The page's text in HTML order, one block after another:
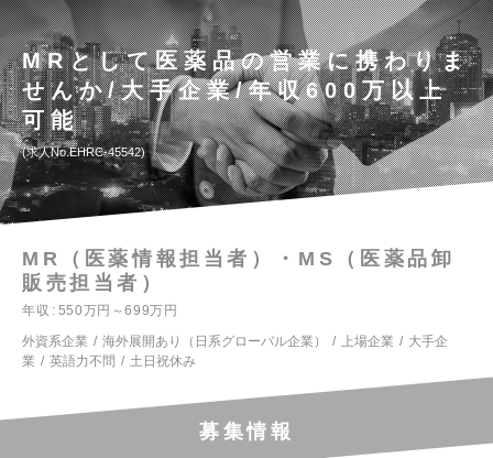
MRとして医薬品の営業に携わりま
せんか/大手企業/年収600万以上
可能
求人No.EHRC-45542
MR（医薬情報担当者）・MS（医薬品卸
販売担当者）
年収
550万円～699万円
外資系企業
海外展開あり（日系グローバル企業） 上場企業
大手企
業
英語力不問 土日祝休み
募集情報